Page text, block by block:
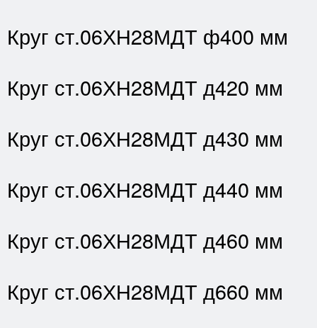
Круг ст.06ХН28МДТ ф400 мм
Круг ст.06ХН28МДТ д420 мм
Круг ст.06ХН28МДТ д430 мм
Круг ст.06ХН28МДТ д440 мм
Круг ст.06ХН28МДТ д460 мм
Круг ст.06ХН28МДТ д660 мм